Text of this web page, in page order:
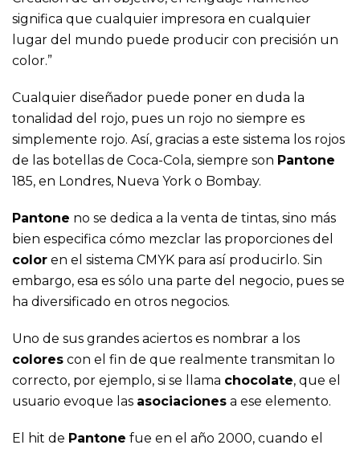
significa que cualquier impresora en cualquier
lugar del mundo puede producir con precisión un
color.”
Cualquier diseñador puede poner en duda la
tonalidad del rojo, pues un rojo no siempre es
simplemente rojo. Así, gracias a este sistema los rojos
de las botellas de Coca-Cola, siempre son Pantone
185, en Londres, Nueva York o Bombay.
Pantone no se dedica a la venta de tintas, sino más
bien especifica cómo mezclar las proporciones del
color en el sistema CMYK para así producirlo. Sin
embargo, esa es sólo una parte del negocio, pues se
ha diversificado en otros negocios.
Uno de sus grandes aciertos es nombrar a los
colores con el fin de que realmente transmitan lo
correcto, por ejemplo, si se llama chocolate, que el
usuario evoque las asociaciones a ese elemento.
El hit de Pantone fue en el año 2000, cuando el